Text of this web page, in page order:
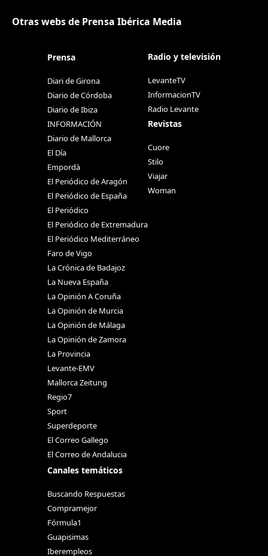
Otras webs de Prensa Ibérica Media
Prensa
Diari de Girona
Diario de Córdoba
Diario de Ibiza
INFORMACIÓN
Diario de Mallorca
El Día
Empordà
El Periódico de Aragón
El Periódico de España
El Periódico
El Periódico de Extremadura
El Periódico Mediterráneo
Faro de Vigo
La Crónica de Badajoz
La Nueva España
La Opinión A Coruña
La Opinión de Murcia
La Opinión de Málaga
La Opinión de Zamora
La Provincia
Levante-EMV
Mallorca Zeitung
Regio7
Sport
Superdeporte
El Correo Gallego
El Correo de Andalucia
Canales temáticos
Buscando Respuestas
Compramejor
Fórmula1
Guapisimas
Iberempleos
Radio y televisión
LevanteTV
InformacionTV
Radio Levante
Revistas
Cuore
Stilo
Viajar
Woman